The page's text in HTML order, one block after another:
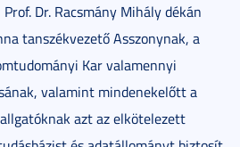
Dr. Racsmány Mihály dékán
tanszékvezető Asszonynak, a
Kar valamennyi
valamint mindenekelőtt a
azt az elkötelezett